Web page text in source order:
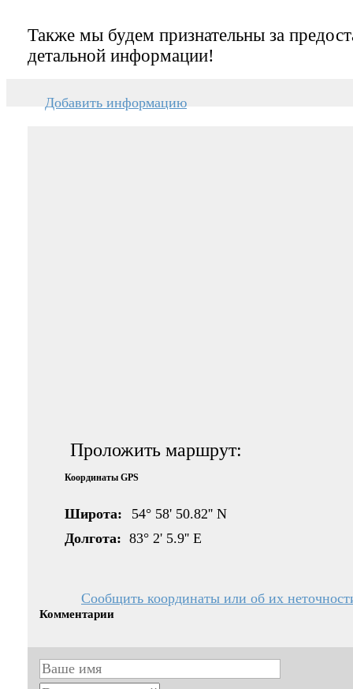
Также мы будем признательны за
детальной информации!
Добавить информацию
Проложить маршрут:
Координаты GPS
Широта:
54° 58' 50.82'' N
Долгота: 83° 2' 5.9'' E
Сообщить координаты или об их
Комментарии